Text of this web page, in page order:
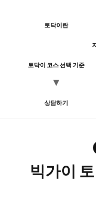
토닥이란
토닥이 코스 선택 기준
상담하기
빅가이